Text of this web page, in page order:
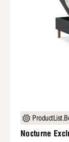
Nocturne